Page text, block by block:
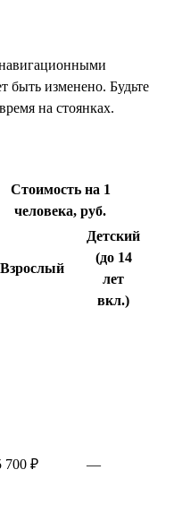
быть изменено. Будьте
на стоянках.
Стоимость на 1
человека, руб.
Взрослый
Детский
(до 14
лет
вкл.)
700 ₽ —